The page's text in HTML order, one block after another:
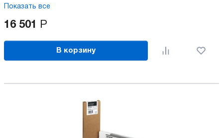
Показать все
16 501 Р
В корзину